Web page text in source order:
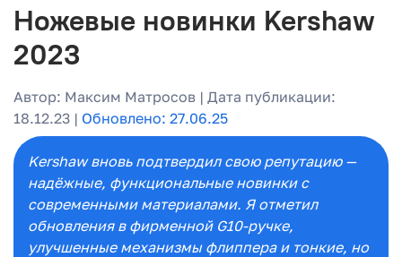
Ножевые новинки Kershaw
2023
Автор: Максим Матросов | Дата публикации:
18.12.23 | Обновлено: 27.06.25
Kershaw вновь подтвердил свою репутацию —
надёжные, функциональные новинки с
современными материалами. Я отметил
обновления в фирменной G10-ручке,
улучшенные механизмы флиппера и тонкие, но